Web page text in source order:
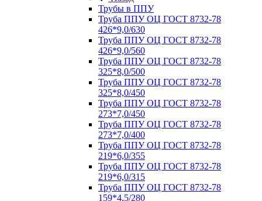
Трубы в ППУ
Труба ППУ ОЦ ГОСТ 8732-78
426*9,0/630
Труба ППУ ОЦ ГОСТ 8732-78
426*9,0/560
Труба ППУ ОЦ ГОСТ 8732-78
325*8,0/500
Труба ППУ ОЦ ГОСТ 8732-78
325*8,0/450
Труба ППУ ОЦ ГОСТ 8732-78
273*7,0/450
Труба ППУ ОЦ ГОСТ 8732-78
273*7,0/400
Труба ППУ ОЦ ГОСТ 8732-78
219*6,0/355
Труба ППУ ОЦ ГОСТ 8732-78
219*6,0/315
Труба ППУ ОЦ ГОСТ 8732-78
159*4,5/280